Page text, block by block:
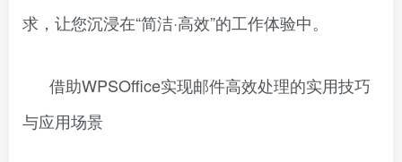
求，让您沉浸在“简洁·高效”的工作体验中。
借助WPSOffice实现邮件高效处理的实用技巧
与应用场景